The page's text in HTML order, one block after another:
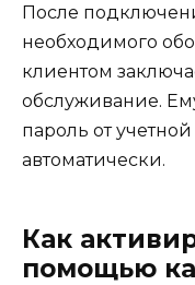
После
необходимого
клиентом
обслуживание.
пароль от
автоматически.
Как
помощью